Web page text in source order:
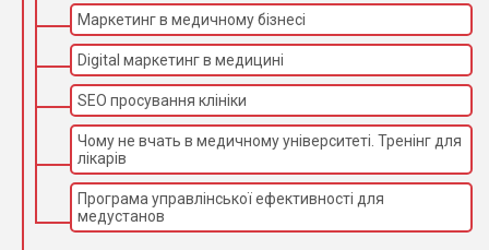
Маркетинг в медичному бізнесі
Digital маркетинг в медицині
SEO просування клініки
Чому не вчать в медичному університеті. Тренінг для
лікарів
Програма управлінської ефективності для
медустанов